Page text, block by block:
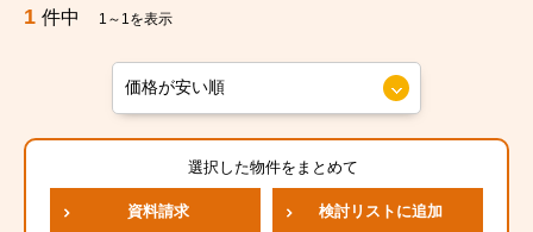
1 件中 1～1を表示
選択した物件をまとめて
資料請求 検討リストに追加